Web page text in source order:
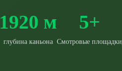
1920 м
глубина каньона
5+
Смотровые площадки